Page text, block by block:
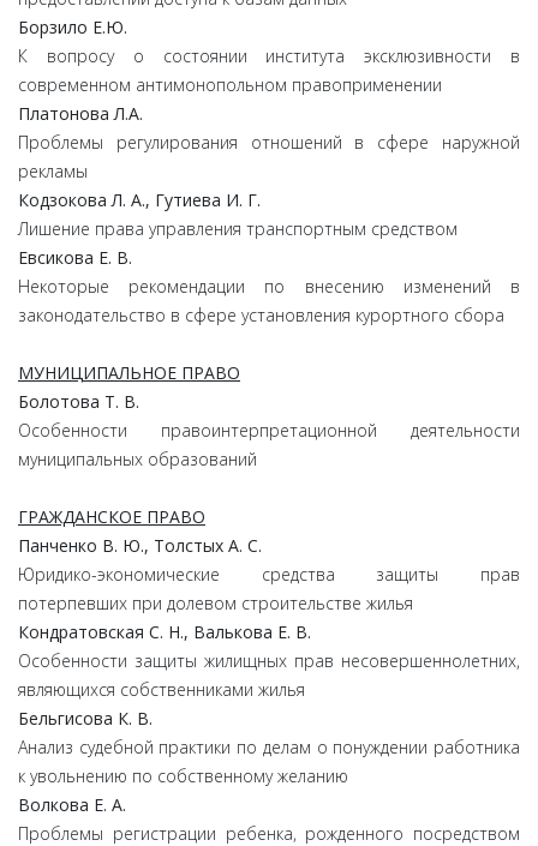
Борзило Е.Ю.
К вопросу о состоянии института эксклюзивности в
современном антимонопольном правоприменении
Платонова Л.А.
Проблемы регулирования отношений в сфере наружной
рекламы
Кодзокова Л. А., Гутиева И. Г.
Лишение права управления транспортным средством
Евсикова Е. В.
Некоторые рекомендации по внесению изменений в
законодательство в сфере установления курортного сбора
МУНИЦИПАЛЬНОЕ ПРАВО
Болотова Т. В.
Особенности правоинтерпретационной деятельности
муниципальных образований
ГРАЖДАНСКОЕ ПРАВО
Панченко В. Ю., Толстых А. С.
Юридико-экономические средства защиты прав
потерпевших при долевом строительстве жилья
Кондратовская С. Н., Валькова Е. В.
Особенности защиты жилищных прав несовершеннолетних,
являющихся собственниками жилья
Бельгисова К. В.
Анализ судебной практики по делам о понуждении работника
к увольнению по собственному желанию
Волкова Е. А.
Проблемы регистрации ребенка, рожденного посредством